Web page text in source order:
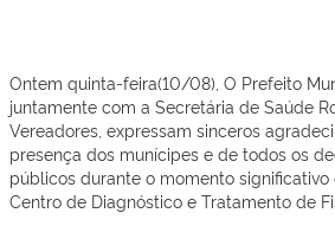
Ontem quinta-feira(10/08), O Prefeito
juntamente com a Secretária de Saúde
Vereadores, expressam sinceros
presença dos munícipes e de todos os
públicos durante o momento
Centro de Diagnóstico e Tratamento de